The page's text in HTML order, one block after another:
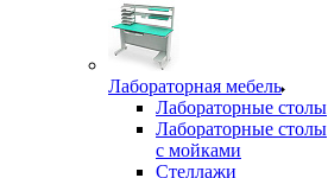
Лабораторная мебель
Лабораторные столы
Лабораторные столы
с мойками
Стеллажи